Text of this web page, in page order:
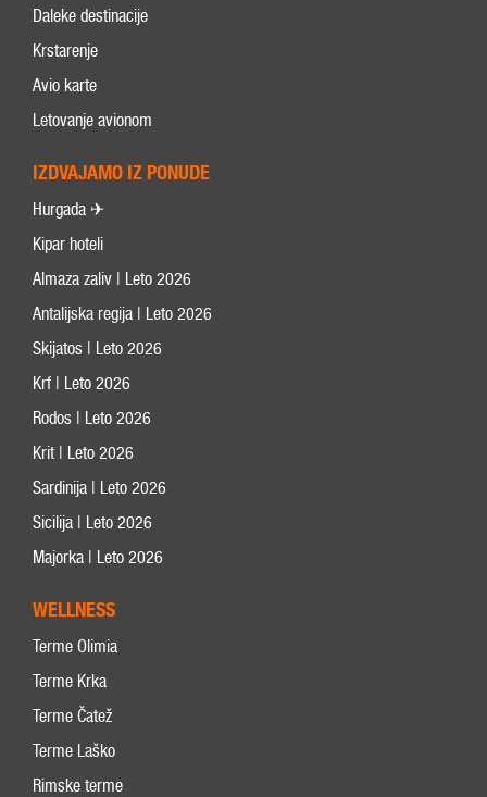
Daleke destinacije
Krstarenje
Avio karte
Letovanje avionom
IZDVAJAMO IZ PONUDE
Hurgada ✈
Kipar hoteli
Almaza zaliv | Leto 2026
Antalijska regija | Leto 2026
Skijatos | Leto 2026
Krf | Leto 2026
Rodos | Leto 2026
Krit | Leto 2026
Sardinija | Leto 2026
Sicilija | Leto 2026
Majorka | Leto 2026
WELLNESS
Terme Olimia
Terme Krka
Terme Čatež
Terme Laško
Rimske terme